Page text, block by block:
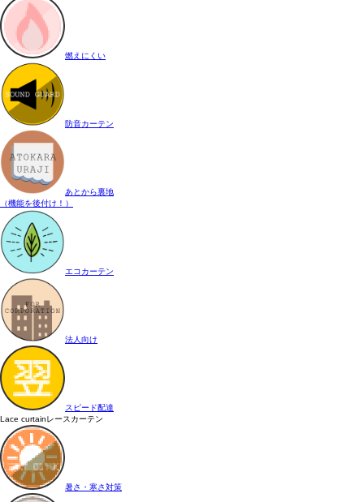
燃えにくい
防音カーテン
あとから裏地
（機能を後付け！）
エコカーテン
法人向け
スピード配達
Lace curtainレースカーテン
暑さ・寒さ対策